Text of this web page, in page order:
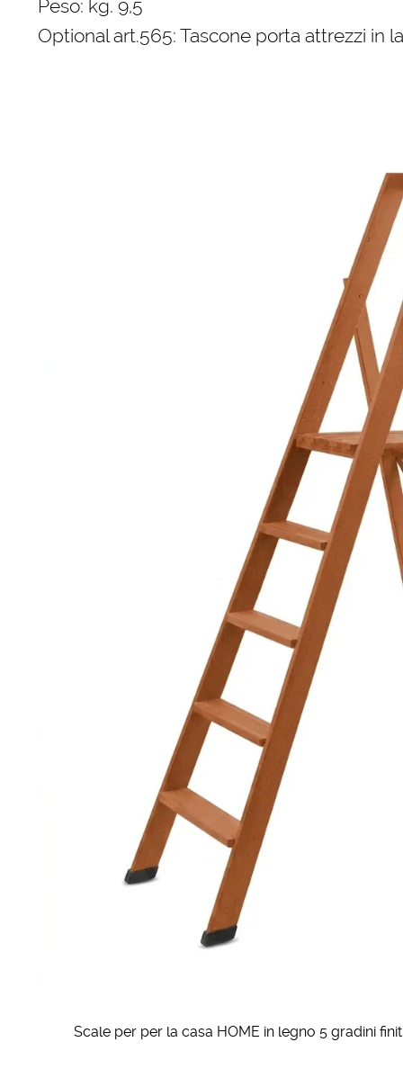
Peso: kg. 9,5
Optional art.565: Tascone porta attrezzi in
Scale per per la casa HOME in legno 5 gradini